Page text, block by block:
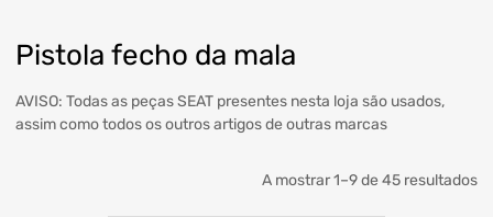
Pistola fecho da mala
AVISO: Todas as peças SEAT presentes nesta loja são usados,
assim como todos os outros artigos de outras marcas
A mostrar 1–9 de 45 resultados